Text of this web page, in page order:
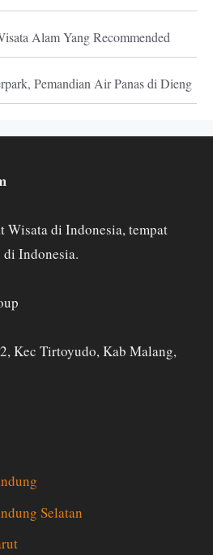
Alam Yang Recommended
Pemandian Air Panas di Dieng
Wisata di Indonesia, tempat
Indonesia.
Kec Tirtoyudo, Kab Malang,
Selatan